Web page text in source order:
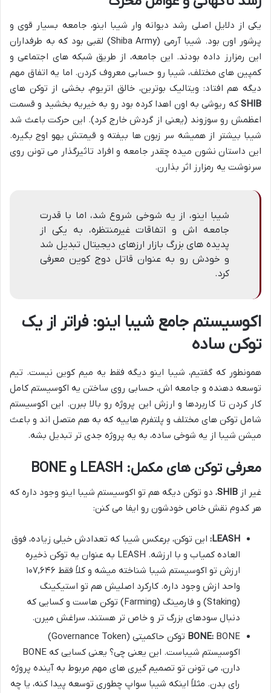
یکی از دلایل اصلی رشد دیوانه وار شیبا اینو، جامعه بسیار قوی و
پرشور اون بود. شیبا آرمی (Shiba Army) لقبی بود که به طرفداران
این رمزارز داده بودند. این جامعه، از طریق شبکه های اجتماعی و
کمپین های مختلف، شیبا رو حسابی معروف کردن. اما یه اتفاق مهم
دیگه هم افتاد: ویتالیک بوترین، خالق اتریوم، بخشی از توکن های
SHIB که ریوشی به اون اهدا کرده بود رو به خیریه بخشید و قسمت
اعظمش رو سوزوند (یعنی از گردش خارج کرد). این حرکت باعث شد
شیبا بیشتر از همیشه سر زبون ها بیفته و قیمتش یهو اوج بگیره.
این داستان نشون میده چقدر جامعه و افراد تاثیرگذار می تونن روی
سرنوشت یه رمزارز اثر بذارن.
شیبا اینو، از یه شوخی شروع شد، اما با قدرت
جامعه اش و اتفاقات غیرمنتظره، به یکی از
پدیده های بزرگ بازار ارزهای دیجیتال تبدیل شد
و خودش رو به عنوان قاتل دوج کوین معرفی
کرد.
اکوسیستم جامع شیبا اینو: فراتر از یک
توکن ساده
همونطور که گفتیم، شیبا اینو دیگه فقط یه میم کوین نیست. تیم
توسعه دهنده و جامعه اش، حسابی روی ساختن یه اکوسیستم کامل
کار کردن تا کاربردها و ارزش این پروژه رو بالا ببرن. این اکوسیستم
شامل توکن های مختلف و پلتفرم هاییه که به هم متصل اند و باعث
میشن شیبا از یه شوخی ساده، به یه پروژه جدی تر تبدیل بشه.
معرفی توکن های مکمل: LEASH و BONE
غیر از SHIB، دو توکن دیگه هم تو اکوسیستم شیبا اینو وجود داره که
هر کدوم نقش خاص خودشون رو ایفا می کنن:
LEASH: این توکن، برعکس شیبا که تعدادش خیلی زیاده، فوق
العاده کمیاب و با ارزشه. LEASH به عنوان یه توکن ذخیره
ارزش تو اکوسیستم شیبا شناخته میشه و کلاً فقط ۱۰۷,۶۴۶
واحد ازش وجود داره. کارکرد اصلیش هم تو استیکینگ
(Staking) و فارمینگ (Farming) توکن هاست و کسایی که
دنبال سودهای بزرگ تر و خاص تر هستند، سراغش میرن.
BONE:
BONE توکن حاکمیتی (Governance Token)
اکوسیستم شیباست. این یعنی چی؟ یعنی کسایی که BONE
دارن، می تونن تو تصمیم گیری های مهم مربوط به آینده پروژه
رای بدن. مثلاً اینکه شیبا سواپ چطوری توسعه پیدا کنه، یا چه